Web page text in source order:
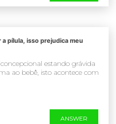
pílula, isso prejudica meu
estando grávida
ao bebê, isto acontece com
ANSWER